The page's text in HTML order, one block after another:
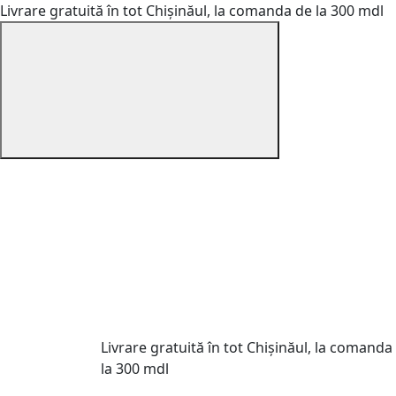
Livrare gratuită în tot Chișinăul, la comanda de la 300 mdl
Livrare gratuită în tot Chișinăul, la comanda
la 300 mdl